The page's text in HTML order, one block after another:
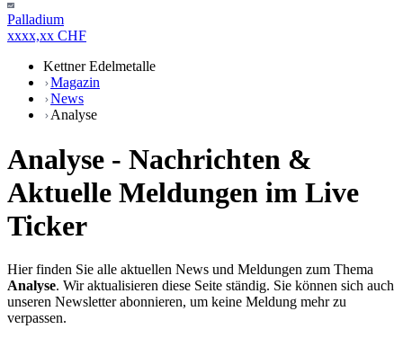
Palladium
xxxx,xx CHF
Kettner Edelmetalle
Magazin
News
Analyse
Analyse - Nachrichten &
Aktuelle Meldungen im Live
Ticker
Hier finden Sie alle aktuellen News und Meldungen zum Thema
Analyse. Wir aktualisieren diese Seite ständig. Sie können sich auch
unseren Newsletter abonnieren, um keine Meldung mehr zu
verpassen.